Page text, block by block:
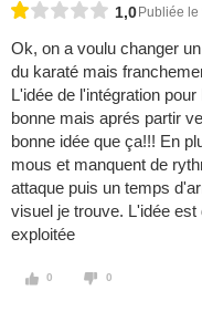
1,0 Publiée
Ok, on a voulu changer
du karaté mais
L'idée de l'intégration
bonne mais aprés partir
bonne idée que ça!!! En
mous et manquent de
attaque puis un temps
visuel je trouve. L'idée
exploitée
0 0